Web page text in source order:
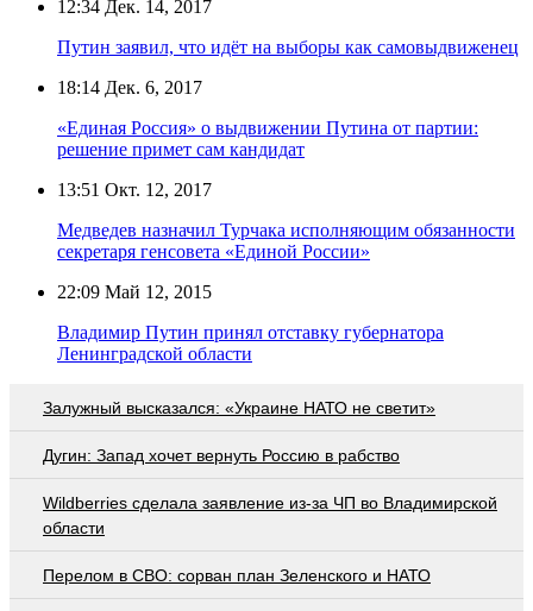
12:34 Дек. 14, 2017
Путин заявил, что идёт на выборы как самовыдвиженец
18:14 Дек. 6, 2017
«Единая Россия» о выдвижении Путина от партии:
решение примет сам кандидат
13:51 Окт. 12, 2017
Медведев назначил Турчака исполняющим обязанности
секретаря генсовета «Единой России»
22:09 Май 12, 2015
Владимир Путин принял отставку губернатора
Ленинградской области
Залужный высказался: «Украине НАТО не светит»
Дугин: Запад хочет вернуть Россию в рабство
Wildberries cделала заявление из-за ЧП во Владимирской
области
Перелом в СВО: сорван план Зеленского и НАТО